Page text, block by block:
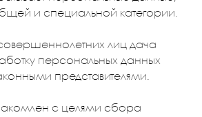
и специальной категории.
лиц дача
персональных данных
представителями.
с целями сбора